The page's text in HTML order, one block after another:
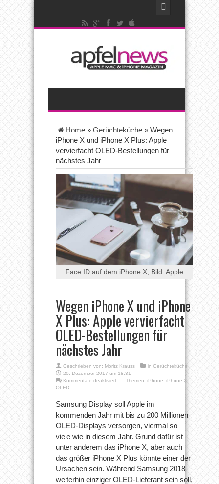
Home » Gerüchteküche » Wegen
iPhone X und iPhone X Plus: Apple
vervierfacht OLED-Bestellungen für
nächstes Jahr
Face ID auf dem iPhone X, Bild: Apple
Wegen iPhone X und iPhone
X Plus: Apple vervierfacht
OLED-Bestellungen für
nächstes Jahr
Geschrieben von: Moritz Krauss in Gerüchteküche
20. Dezember 2017 um 18:31
Kommentare deaktiviertfür
und
iPhone
Plus:
Apple
OLED-
Bestellungen
für
nächstes
Jahr
Themen: iPhone iPhone X
OLED
Samsung Display soll Apple im
kommenden Jahr mit bis zu 200 Millionen
OLED-Displays versorgen, viermal so
viele wie in diesem Jahr. Grund dafür ist
unter anderem das iPhone X, aber auch
das größer iPhone X Plus könnte einer der
Ursachen sein. Während Samsung 2018
weiterhin einziger OLED-Lieferant sein soll,